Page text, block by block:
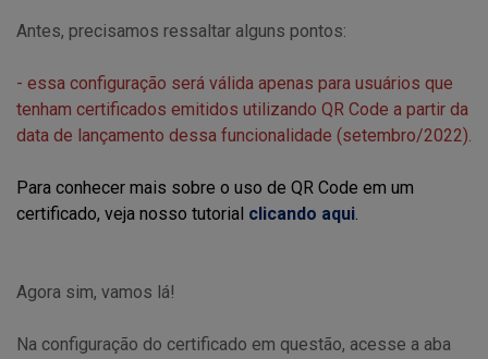
Antes, precisamos ressaltar alguns pontos:
- essa configuração será válida apenas para usuários que
tenham certificados emitidos utilizando QR Code a partir da
data de lançamento dessa funcionalidade (setembro/2022).
Para conhecer mais sobre o uso de QR Code em um
certificado, veja nosso tutorial clicando aqui.
Agora sim, vamos lá!
Na configuração do certificado em questão, acesse a aba